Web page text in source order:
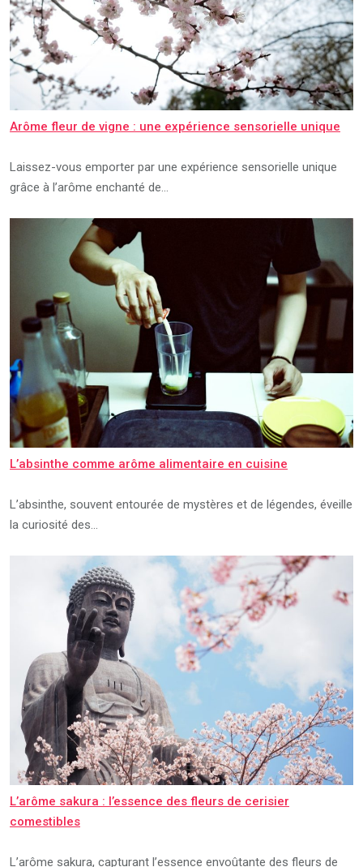
Arôme fleur de vigne : une expérience sensorielle unique
Laissez-vous emporter par une expérience sensorielle unique
grâce à l’arôme enchanté de…
L’absinthe comme arôme alimentaire en cuisine
L’absinthe, souvent entourée de mystères et de légendes, éveille
la curiosité des…
L’arôme sakura : l’essence des fleurs de cerisier
comestibles
L’arôme sakura, capturant l’essence envoûtante des fleurs de